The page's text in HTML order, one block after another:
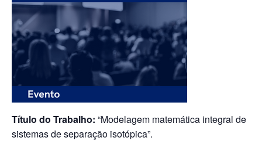
Título do Trabalho: “Modelagem matemática integral de
sistemas de separação isotópica”.